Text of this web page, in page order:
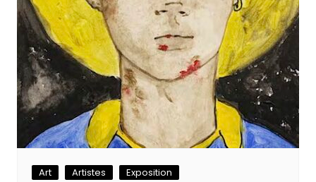
Art Artistes Exposition